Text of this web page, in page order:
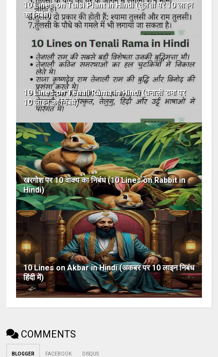
10 Lines on Tulsi Plant in Hindi (तुलसी पर 10 लाइन
का निबंध)
10 Lines on Tenali Rama in Hindi (तेनाली रामा पर
10 लाइन का निबंध)
खरगोश पर 10 वाक्य का निबंध (10 Lines on Rabbit in
Hindi)
10 Lines on Akbar in Hindi (अकबर पर 10 लाइन निबंध
हिंदी में)
COMMENTS
BLOGGER FACEBOOK DISQUS